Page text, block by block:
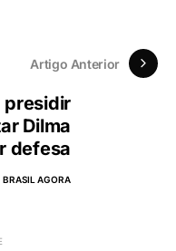
Artigo Anterior
presidir
Dilma
defesa
BRASIL AGORA